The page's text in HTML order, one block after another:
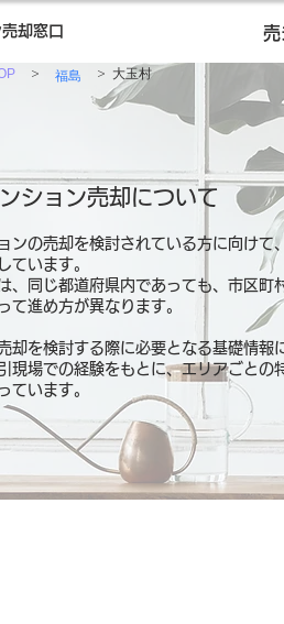
却窓口 売
> 福島 > 大玉村
ション売却について
ンの売却を検討されている方に向けて
ています。
、同じ都道府県内であっても、市区町
て進め方が異なります。
却を検討する際に必要となる基礎情報
現場での経験をもとに、エリアごとの
ています。